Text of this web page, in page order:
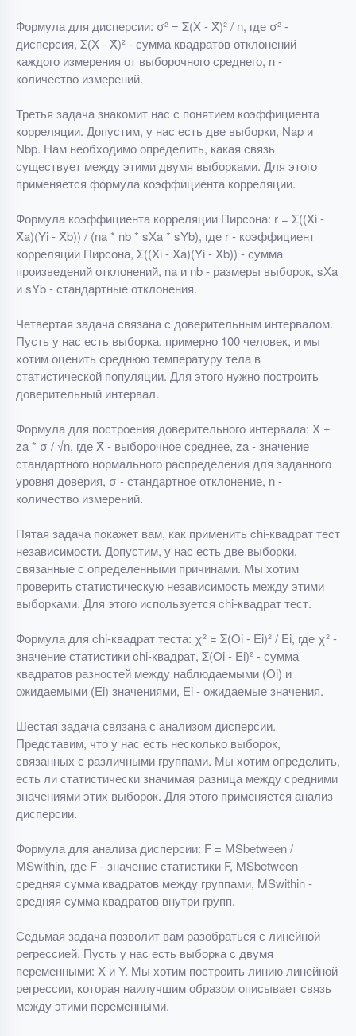
Формула для дисперсии: σ² = Σ(X - X̄)² / n, где σ² -
дисперсия, Σ(X - X̄)² - сумма квадратов отклонений
каждого измерения от выборочного среднего, n -
количество измерений.
Третья задача знакомит нас с понятием коэффициента
корреляции. Допустим, у нас есть две выборки, Nap и
Nbp. Нам необходимо определить, какая связь
существует между этими двумя выборками. Для этого
применяется формула коэффициента корреляции.
Формула коэффициента корреляции Пирсона: r = Σ((Xi -
X̄a)(Yi - X̄b)) / (na * nb * sХa * sYb), где r - коэффициент
корреляции Пирсона, Σ((Xi - X̄a)(Yi - X̄b)) - сумма
произведений отклонений, na и nb - размеры выборок, sХa
и sYb - стандартные отклонения.
Четвертая задача связана с доверительным интервалом.
Пусть у нас есть выборка, примерно 100 человек, и мы
хотим оценить среднюю температуру тела в
статистической популяции. Для этого нужно построить
доверительный интервал.
Формула для построения доверительного интервала: X̄ ±
za * σ / √n, где X̄ - выборочное среднее, za - значение
стандартного нормального распределения для заданного
уровня доверия, σ - стандартное отклонение, n -
количество измерений.
Пятая задача покажет вам, как применить chi-квадрат тест
независимости. Допустим, у нас есть две выборки,
связанные с определенными причинами. Мы хотим
проверить статистическую независимость между этими
выборками. Для этого используется chi-квадрат тест.
Формула для chi-квадрат теста: χ² = Σ(Oi - Ei)² / Ei, где χ² -
значение статистики chi-квадрат, Σ(Oi - Ei)² - сумма
квадратов разностей между наблюдаемыми (Oi) и
ожидаемыми (Ei) значениями, Ei - ожидаемые значения.
Шестая задача связана с анализом дисперсии.
Представим, что у нас есть несколько выборок,
связанных с различными группами. Мы хотим определить,
есть ли статистически значимая разница между средними
значениями этих выборок. Для этого применяется анализ
дисперсии.
Формула для анализа дисперсии: F = MSbetween /
MSwithin, где F - значение статистики F, MSbetween -
средняя сумма квадратов между группами, MSwithin -
средняя сумма квадратов внутри групп.
Седьмая задача позволит вам разобраться с линейной
регрессией. Пусть у нас есть выборка с двумя
переменными: X и Y. Мы хотим построить линию линейной
регрессии, которая наилучшим образом описывает связь
между этими переменными.